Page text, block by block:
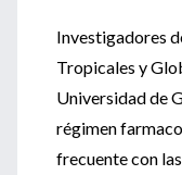
Investigadores
Tropicales y
Universidad de
régimen
frecuente con